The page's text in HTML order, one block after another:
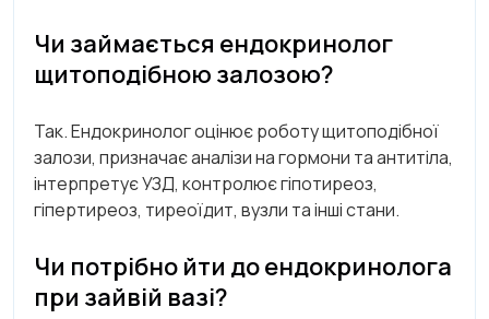
Чи займається ендокринолог
щитоподібною залозою?
Так. Ендокринолог оцінює роботу щитоподібної
залози, призначає аналізи на гормони та антитіла,
інтерпретує УЗД, контролює гіпотиреоз,
гіпертиреоз, тиреоїдит, вузли та інші стани.
Чи потрібно йти до ендокринолога
при зайвій вазі?